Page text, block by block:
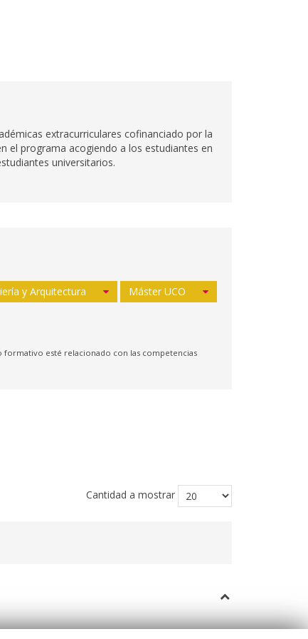
extracurriculares cofinanciado por la
el programa acogiendo a los estudiantes en
universitarios.
y Arquitectura
Máster UCO
esté relacionado con las competencias
Cantidad a mostrar